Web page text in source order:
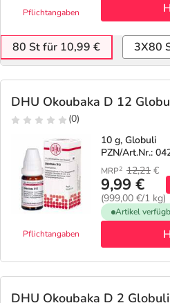
Pflichtangaben
80 St für 10,99 € 3X80
DHU Okoubaka D 12
(0)
Pflichtangaben
10 g, Globuli
PZN/Art.Nr.:
MRP2 12,21 €
9,99 €
(999,00 €/1 kg)
Artikel
DHU Okoubaka D 2 Globuli